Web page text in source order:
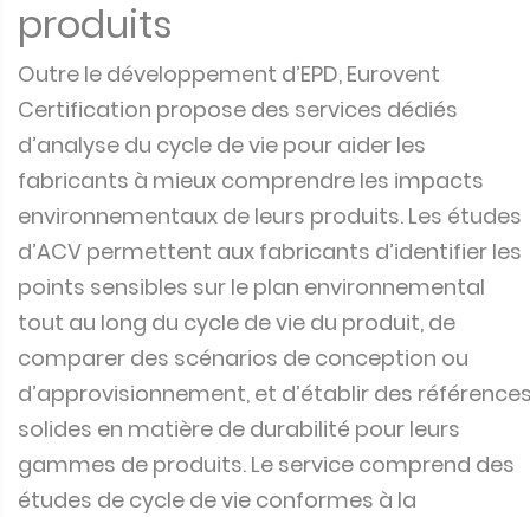
produits
Outre le développement d’EPD, Eurovent
Certification propose des services dédiés
d’analyse du cycle de vie pour aider les
fabricants à mieux comprendre les impacts
environnementaux de leurs produits. Les études
d’ACV permettent aux fabricants d’identifier les
points sensibles sur le plan environnemental
tout au long du cycle de vie du produit, de
comparer des scénarios de conception ou
d’approvisionnement, et d’établir des
solides en matière de durabilité pour leurs
gammes de produits. Le service comprend des
études de cycle de vie conformes à la